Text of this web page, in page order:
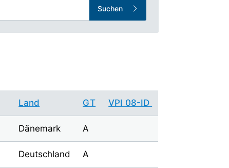
Suchen
Land GT VPI 08-ID
Dänemark A
Deutschland A